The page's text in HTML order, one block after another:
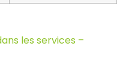
les services –